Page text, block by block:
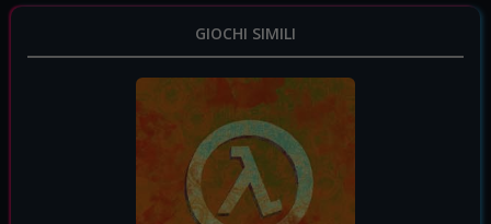
GIOCHI SIMILI